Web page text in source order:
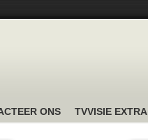
ONS TVVISIE EXTRA